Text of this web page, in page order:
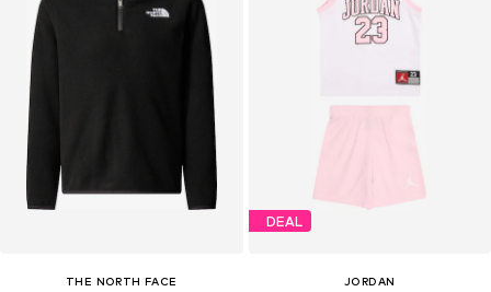
THE NORTH FACE
DEAL
JORDAN